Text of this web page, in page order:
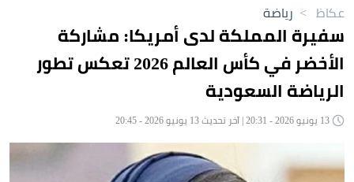
عكاظ > رياضة
سفيرة المملكة لدى أمريكا: مشاركة
الأخضر في كأس العالم 2026 تعكس تطور
الرياضة السعودية